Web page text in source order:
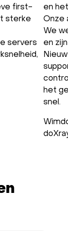
first-
sterke
servers
en
Onze
We
en
het
snel.